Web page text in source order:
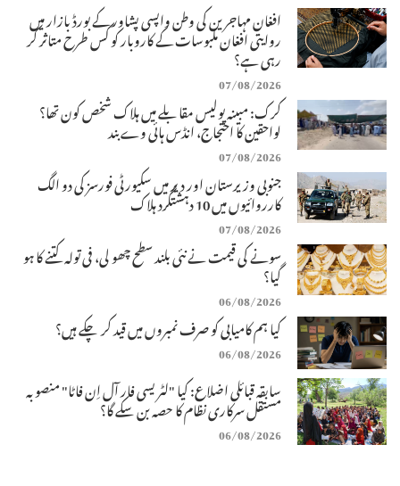
افغان مہاجرین کی وطن واپسی پشاور کے بورڈ بازار میں
روایتی افغان ملبوسات کے کاروبار کو کس طرح متاثر کر
رہی ہے؟
07/08/2026
کرک: مبینہ پولیس مقابلے میں ہلاک شخص کون تھا؟
لواحقین کا احتجاج، انڈس ہائی وے بند
07/08/2026
جنوبی وزیرستان اور دیر میں سکیورٹی فورسز کی دو الگ
کارروائیوں میں 10 دہشتگرد ہلاک
07/08/2026
سونے کی قیمت نے نئی بلند سطح چھو لی، فی تولہ کتنے کا ہو
گیا؟
06/08/2026
کیا ہم کامیابی کو صرف نمبروں میں قید کر چکے ہیں؟
06/08/2026
سابقہ قبائلی اضلاع: کیا "لٹریسی فار آل اِن فاٹا" منصوبہ
مستقل سرکاری نظام کا حصہ بن سکے گا؟
06/08/2026